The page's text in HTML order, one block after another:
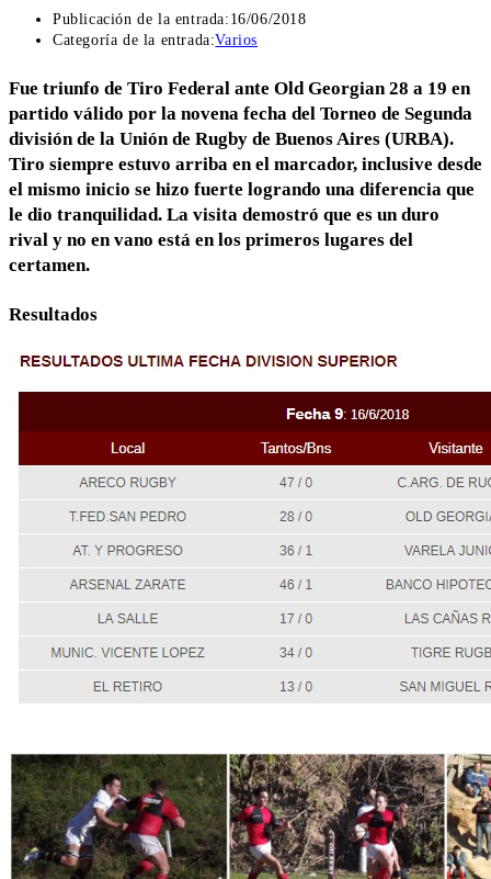
Publicación de la entrada: 16/06/2018
Categoría de la entrada:Varios
Fue triunfo de Tiro Federal ante Old Georgian 28 a 19 en
partido válido por la novena fecha del Torneo de Segunda
división de la Unión de Rugby de Buenos Aires (URBA).
Tiro siempre estuvo arriba en el marcador, inclusive desde
el mismo inicio se hizo fuerte logrando una diferencia que
le dio tranquilidad. La visita demostró que es un duro
rival y no en vano está en los primeros lugares del
certamen.
Resultados